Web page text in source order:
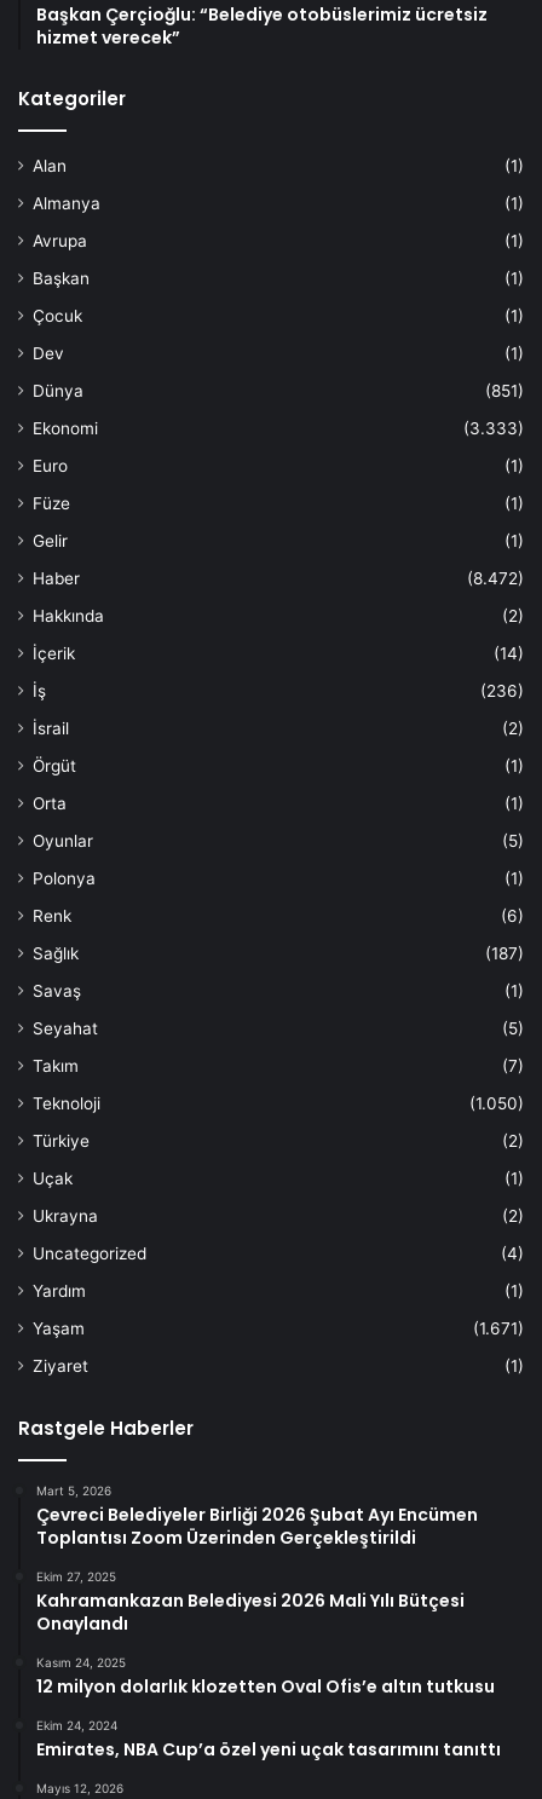
Başkan Çerçioğlu: “Belediye otobüslerimiz ücretsiz
hizmet verecek”
Kategoriler
Alan
(1)
Almanya
(1)
Avrupa
(1)
Başkan
(1)
Çocuk
(1)
Dev
(1)
Dünya
(851)
Ekonomi
(3.333)
Euro
(1)
Füze
(1)
Gelir
(1)
Haber
(8.472)
Hakkında
(2)
İçerik
(14)
İş
(236)
İsrail
(2)
Örgüt
(1)
Orta
(1)
Oyunlar
(5)
Polonya
(1)
Renk
(6)
Sağlık
(187)
Savaş
(1)
Seyahat
(5)
Takım
(7)
Teknoloji
(1.050)
Türkiye
(2)
Uçak
(1)
Ukrayna
(2)
Uncategorized
(4)
Yardım
(1)
Yaşam
(1.671)
Ziyaret
(1)
Rastgele Haberler
Mart 5, 2026
Çevreci Belediyeler Birliği 2026 Şubat Ayı Encümen
Toplantısı Zoom Üzerinden Gerçekleştirildi
Ekim 27, 2025
Kahramankazan Belediyesi 2026 Mali Yılı Bütçesi
Onaylandı
Kasım 24, 2025
12 milyon dolarlık klozetten Oval Ofis’e altın tutkusu
Ekim 24, 2024
Emirates, NBA Cup’a özel yeni uçak tasarımını tanıttı
Mayıs 12, 2026